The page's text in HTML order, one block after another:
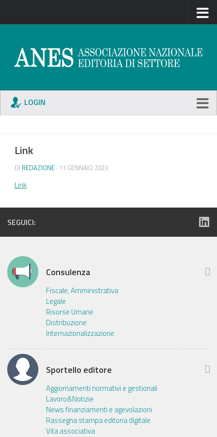
LOGIN
Link
DI REDAZIONE · 11 GENNAIO 2023
Link
SEGUICI:
Consulenza
Fiscale, Amministrativa
Legale
Risorse Umane
Distribuzione
Internazionalizzazione
Sportello editore
Aggiornamenti normativi e gestionali
Lavoro&Notizie
News finanziamenti e agevolazioni
Rassegna stampa editoria digitale
Vita associativa